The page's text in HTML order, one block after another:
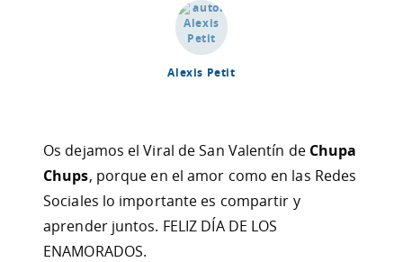
Alexis Petit
Os dejamos el Viral de San Valentín de Chupa
Chups, porque en el amor como en las Redes
Sociales lo importante es compartir y
aprender juntos. FELIZ DÍA DE LOS
ENAMORADOS.